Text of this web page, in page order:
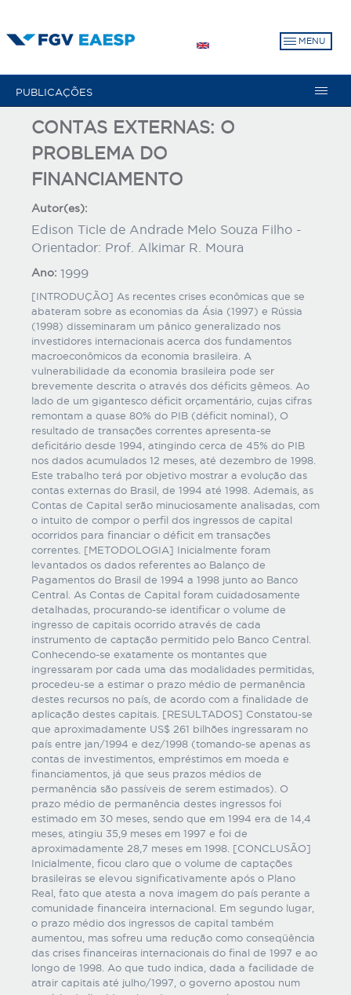
para
MENU
PUBLICAÇÕES
CONTAS EXTERNAS: O
PROBLEMA DO
FINANCIAMENTO
Autor(es):
Edison Ticle de Andrade Melo Souza Filho -
Orientador: Prof. Alkimar R. Moura
Ano: 1999
[INTRODUÇÃO] As recentes crises econômicas que se
abateram sobre as economias da Ásia (1997) e Rússia
(1998) disseminaram um pânico generalizado nos
investidores internacionais acerca dos fundamentos
macroeconômicos da economia brasileira. A
vulnerabilidade da economia brasileira pode ser
brevemente descrita o através dos déficits gêmeos. Ao
lado de um gigantesco déficit orçamentário, cujas cifras
remontam a quase 80% do PIB (déficit nominal), O
resultado de transações correntes apresenta-se
deficitário desde 1994, atingindo cerca de 45% do PIB
nos dados acumulados 12 meses, até dezembro de 1998.
Este trabalho terá por objetivo mostrar a evolução das
contas externas do Brasil, de 1994 até 1998. Ademais, as
Contas de Capital serão minuciosamente analisadas, com
o intuito de compor o perfil dos ingressos de capital
ocorridos para financiar o déficit em transações
correntes. [METODOLOGIA] Inicialmente foram
levantados os dados referentes ao Balanço de
Pagamentos do Brasil de 1994 a 1998 junto ao Banco
Central. As Contas de Capital foram cuidadosamente
detalhadas, procurando-se identificar o volume de
ingresso de capitais ocorrido através de cada
instrumento de captação permitido pelo Banco Central.
Conhecendo-se exatamente os montantes que
ingressaram por cada uma das modalidades permitidas,
procedeu-se a estimar o prazo médio de permanência
destes recursos no país, de acordo com a finalidade de
aplicação destes capitais. [RESULTADOS] Constatou-se
que aproximadamente US$ 261 bilhões ingressaram no
país entre jan/1994 e dez/1998 (tomando-se apenas as
contas de investimentos, empréstimos em moeda e
financiamentos, já que seus prazos médios de
permanência são passíveis de serem estimados). O
prazo médio de permanência destes ingressos foi
estimado em 30 meses, sendo que em 1994 era de 14,4
meses, atingiu 35,9 meses em 1997 e foi de
aproximadamente 28,7 meses em 1998. [CONCLUSÃO]
Inicialmente, ficou claro que o volume de captações
brasileiras se elevou significativamente após o Plano
Real, fato que atesta a nova imagem do país perante a
comunidade financeira internacional. Em segundo lugar,
o prazo médio dos ingressos de capital também
aumentou, mas sofreu uma redução como conseqüência
das crises financeiras internacionais do final de 1997 e ao
longo de 1998. Ao que tudo indica, dada a facilidade de
atrair capitais até julho/1997, o governo apostou num